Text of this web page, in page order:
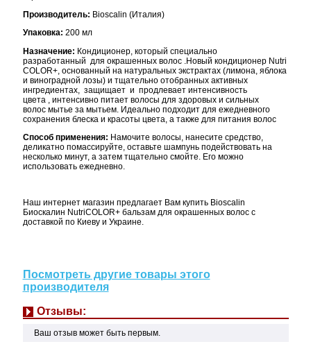
Производитель: Bioscalin (Италия)
Упаковка: 200 мл
Назначение: Кондиционер, который специально
разработанный для окрашенных волос .Новый кондиционер Nutri
COLOR+, основанный на натуральных экстрактах (лимона, яблока
и виноградной лозы) и тщательно отобранных активных
ингредиентах, защищает и продлевает интенсивность
цвета , интенсивно питает волосы для здоровых и сильных
волос мытье за мытьем. Идеально подходит для ежедневного
сохранения блеска и красоты цвета, а также для питания волос
Способ применения: Намочите волосы, нанесите средство,
деликатно помассируйте, оставьте шампунь подействовать на
несколько минут, а затем тщательно смойте. Его можно
использовать ежедневно.
Наш интернет магазин предлагает Вам купить Bioscalin
Биоскалин NutriCOLOR+ бальзам для окрашенных волос с
доставкой по Киеву и Украине.
Посмотреть другие товары этого
производителя
Отзывы:
Ваш отзыв может быть первым.